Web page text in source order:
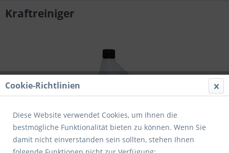
Kraftreiniger
Cookie-Richtlinien
Diese Website verwendet Cookies, um Ihnen die
bestmögliche Funktionalität bieten zu können. Wenn Sie
damit nicht einverstanden sein sollten, stehen Ihnen